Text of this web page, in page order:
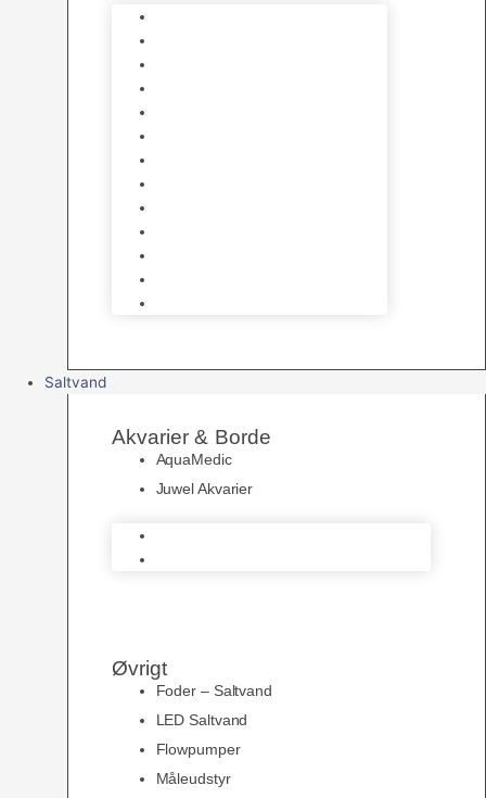
Saltvand
Akvarier & Borde
AquaMedic
Juwel Akvarier
Øvrigt
Foder – Saltvand
LED Saltvand
Flowpumper
Måleudstyr